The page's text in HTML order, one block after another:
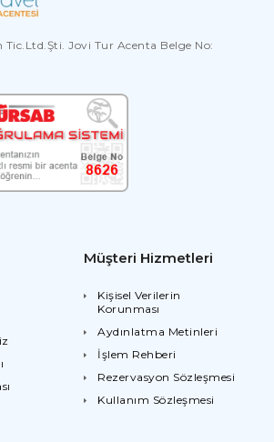
belge sorulması
ve anne-babalarının bu
Jovi Tur Acenta Belge No:
Müşteri Hizmetleri
Kişisel Verilerin
Korunması
Aydınlatma Metinleri
İşlem Rehberi
Rezervasyon Sözleşmesi
Kullanım Sözleşmesi